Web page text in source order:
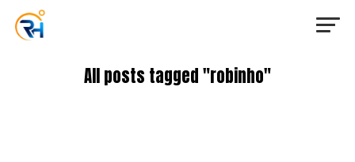
All posts tagged "robinho"